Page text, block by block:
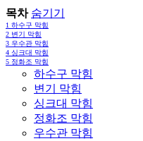
목차 숨기기
1 하수구 막힘
2 변기 막힘
3 우수관 막힘
4 싱크대 막힘
5 정화조 막힘
하수구 막힘
변기 막힘
싱크대 막힘
정화조 막힘
우수관 막힘